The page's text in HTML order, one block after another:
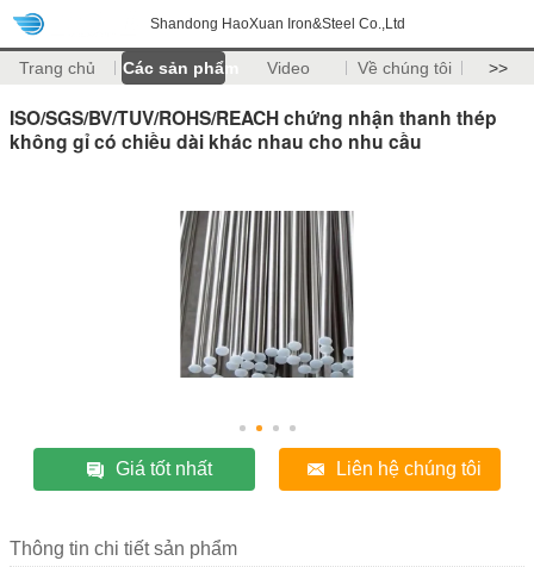
Shandong HaoXuan Iron&Steel Co.,Ltd
Trang chủ Các sản phẩm Video Về chúng tôi >>
ISO/SGS/BV/TUV/ROHS/REACH chứng nhận thanh thép
không gỉ có chiều dài khác nhau cho nhu cầu
Giá tốt nhất Liên hệ chúng tôi
Thông tin chi tiết sản phẩm